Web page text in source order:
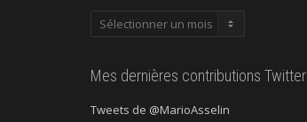
Publications
Mes dernières contributions Twitter
Tweets de @MarioAsselin